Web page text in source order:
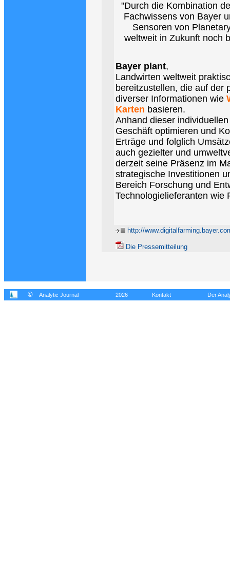
"Durch die Kombination
Fachwissens von Bayer
Sensoren von
weltweit in Zukunft noch
Bayer plant,
Landwirten weltweit
bereitzustellen, die auf der
diverser Informationen wie
Karten basieren.
Anhand dieser
Geschäft optimieren und
Erträge und folglich
auch gezielter und
derzeit seine Präsenz im
strategische Investitionen
Bereich Forschung und
Technologielieferanten wie
http://
Die Pressemitteilung
© Analytic Journal 2026 Kontakt Der